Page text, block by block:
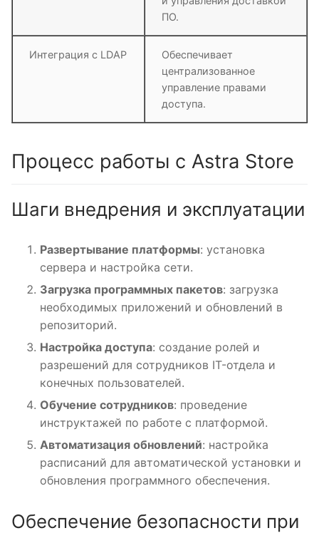
ПО.
Интеграция с LDAP
Обеспечивает
централизованное
управление правами
доступа.
Процесс работы с Astra Store
Шаги внедрения и эксплуатации
Развертывание платформы: установка
сервера и настройка сети.
Загрузка программных пакетов: загрузка
необходимых приложений и обновлений в
репозиторий.
Настройка доступа: создание ролей и
разрешений для сотрудников IT-отдела и
конечных пользователей.
Обучение сотрудников: проведение
инструктажей по работе с платформой.
Автоматизация обновлений: настройка
расписаний для автоматической установки и
обновления программного обеспечения.
Обеспечение безопасности при